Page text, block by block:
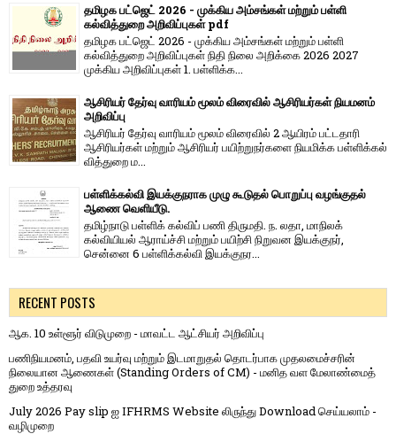
தமிழக பட்ஜெட் 2026 - முக்கிய அம்சங்கள் மற்றும் பள்ளி
கல்வித்துறை அறிவிப்புகள் pdf
தமிழக பட்ஜெட் 2026 - முக்கிய அம்சங்கள் மற்றும் பள்ளி
கல்வித்துறை அறிவிப்புகள் நிதி நிலை அறிக்கை 2026 2027
முக்கிய அறிவிப்புகள் 1. பள்ளிக்க...
ஆசிரியர் தேர்வு வாரியம் மூலம் விரைவில் ஆசிரியர்கள் நியமனம்
அறிவிப்பு
ஆசிரியர் தேர்வு வாரி​யம் மூலம் விரை​வில் 2 ஆயிரம் பட்​ட​தாரி
ஆசிரியர்​கள் மற்​றும் ஆசிரியர் பயிற்றுநர்​களை நியமிக்க பள்​ளிக்​கல்​
வித்​துறை ம...
பள்ளிக்கல்வி இயக்குநராக முழு கூடுதல் பொறுப்பு வழங்குதல்
ஆணை வெளியீடு.
தமிழ்நாடு பள்ளிக் கல்விப் பணி திருமதி. ந. லதா, மாநிலக்
கல்வியியல் ஆராய்ச்சி மற்றும் பயிற்சி நிறுவன இயக்குநர்,
சென்னை 6 பள்ளிக்கல்வி இயக்குநர...
RECENT POSTS
ஆக. 10 உள்ளூர் விடுமுறை - மாவட்ட ஆட்சியர் அறிவிப்பு
பணிநியமனம், பதவி உயர்வு மற்றும் இடமாறுதல் தொடர்பாக முதலமைச்சரின்
நிலையான ஆணைகள் (Standing Orders of CM) - மனித வள மேலாண்மைத்
துறை உத்தரவு
July 2026 Pay slip ஐ IFHRMS Website லிருந்து Download செய்யலாம் -
வழிமுறை